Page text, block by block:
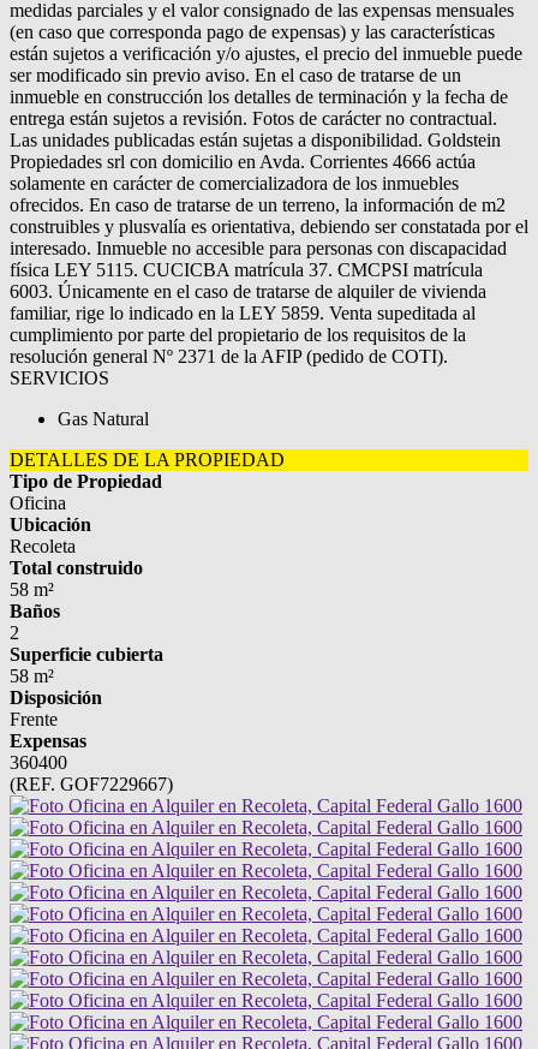
medidas parciales y el valor consignado de las expensas mensuales
(en caso que corresponda pago de expensas) y las características
están sujetos a verificación y/o ajustes, el precio del inmueble puede
ser modificado sin previo aviso. En el caso de tratarse de un
inmueble en construcción los detalles de terminación y la fecha de
entrega están sujetos a revisión. Fotos de carácter no contractual.
Las unidades publicadas están sujetas a disponibilidad. Goldstein
Propiedades srl con domicilio en Avda. Corrientes 4666 actúa
solamente en carácter de comercializadora de los inmuebles
ofrecidos. En caso de tratarse de un terreno, la información de m2
construibles y plusvalía es orientativa, debiendo ser constatada por el
interesado. Inmueble no accesible para personas con discapacidad
física LEY 5115. CUCICBA matrícula 37. CMCPSI matrícula
6003. Únicamente en el caso de tratarse de alquiler de vivienda
familiar, rige lo indicado en la LEY 5859. Venta supeditada al
cumplimiento por parte del propietario de los requisitos de la
resolución general Nº 2371 de la AFIP (pedido de COTI).
SERVICIOS
Gas Natural
DETALLES DE LA PROPIEDAD
Tipo de Propiedad
Oficina
Ubicación
Recoleta
Total construido
58 m²
Baños
2
Superficie cubierta
58 m²
Disposición
Frente
Expensas
360400
(REF. GOF7229667)